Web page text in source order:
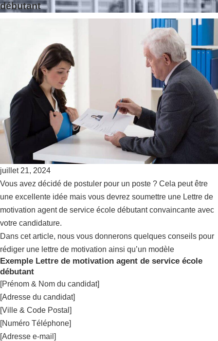
débutant
juillet 21, 2024
Vous avez décidé de postuler pour un poste ? Cela peut être
une excellente idée mais vous devrez soumettre une Lettre de
motivation agent de service école débutant convaincante avec
votre candidature.
Dans cet article, nous vous donnerons quelques conseils pour
rédiger une lettre de motivation ainsi qu’un modèle
Exemple Lettre de motivation agent de service école
débutant
[Prénom & Nom du candidat]
[Adresse du candidat]
[Ville & Code Postal]
[Numéro Téléphone]
[Adresse e-mail]